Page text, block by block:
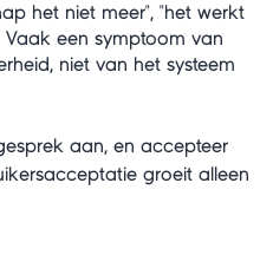
het niet meer", "het werkt
Vaak een symptoom van
niet van het systeem
aan, en accepteer
groeit alleen